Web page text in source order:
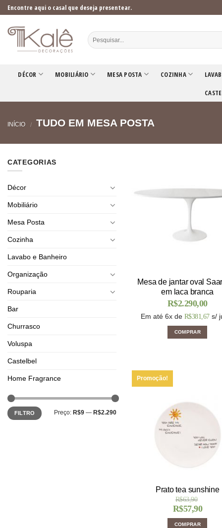
Skip
to
content
Encontre aqui o casal que deseja presentear.
DÉCOR MOBILIÁRIO MESA POSTA COZINHA
INÍCIO / TUDO EM MESA POSTA
CATEGORIAS
Décor
Mobiliário
Mesa Posta
Cozinha
Lavabo e Banheiro
Organização
Rouparia
Bar
Churrasco
Voluspa
Castelbel
Home Fragrance
FILTRO Preço: R$9 — R$2.290
Mesa de jantar oval
em laca branca
R$2.290,00
Em até 6x de R$381,67 s/
COMPRAR
Promoção!
Prato tea sunshine
R$63,90
R$57,90
COMPRAR